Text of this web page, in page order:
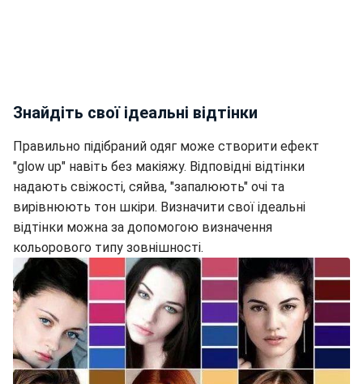
Знайдіть свої ідеальні відтінки
Правильно підібраний одяг може створити ефект
"glow up" навіть без макіяжу. Відповідні відтінки
надають свіжості, сяйва, "запалюють" очі та
вирівнюють тон шкіри. Визначити свої ідеальні
відтінки можна за допомогою визначення
кольорового типу зовнішності.